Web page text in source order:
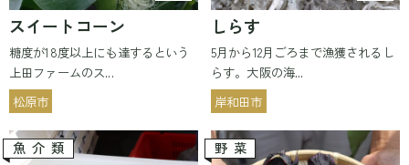
スイートコーン
糖度が18度以上にも達するという
上田ファームのス...
松原市
しらす
5月から12月ごろまで漁獲されるし
らす。大阪の海...
岸和田市
魚介類 野菜